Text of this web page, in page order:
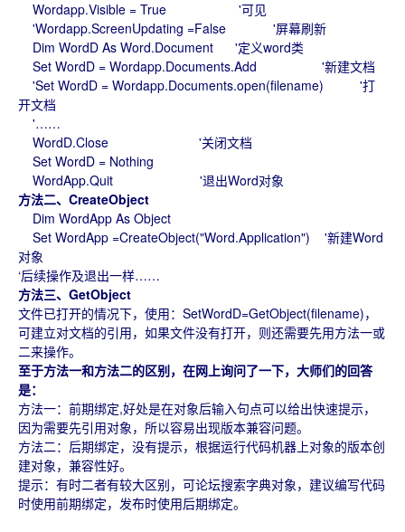
Wordapp.Visible = True '可见
'Wordapp.ScreenUpdating =False '屏幕刷新
Dim WordD As Word.Document '定义word类
Set WordD = Wordapp.Documents.Add '新建文档
'Set WordD = Wordapp.Documents.open(filename) '打
开文档
'……
WordD.Close '关闭文档
Set WordD = Nothing
WordApp.Quit '退出Word对象
方法二、CreateObject
Dim WordApp As Object
Set WordApp =CreateObject("Word.Application") '新建Word
对象
‘后续操作及退出一样……
方法三、GetObject
文件已打开的情况下，使用：SetWordD=GetObject(filename)，
可建立对文档的引用，如果文件没有打开，则还需要先用方法一或
二来操作。
至于方法一和方法二的区别，在网上询问了一下，大师们的回答
是：
方法一：前期绑定,好处是在对象后输入句点可以给出快速提示，
因为需要先引用对象，所以容易出现版本兼容问题。
方法二：后期绑定，没有提示，根据运行代码机器上对象的版本创
建对象，兼容性好。
提示：有时二者有较大区别，可论坛搜索字典对象，建议编写代码
时使用前期绑定，发布时使用后期绑定。